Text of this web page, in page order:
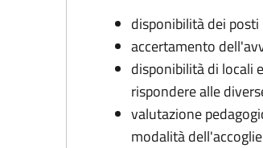
disponibilità dei posti
accertamento
disponibilità di locali
rispondere alle
valutazione
modalità